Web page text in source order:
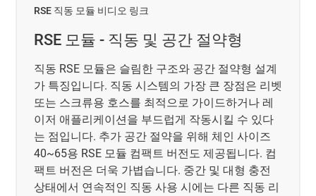
RSE 직동 모듈 비디오 링크
RSE 모듈 - 직동 및 공간 절약형
직동 RSE 모듈은 슬림한 구조와 공간 절약형 설계
가 특징입니다. 직동 시스템의 가장 큰 장점은 리벳
또는 스크류용 호스를 최적으로 가이드하거나 레
이저 애플리케이션을 부드럽게 작동시킬 수 있다
는 점입니다. 추가 공간 절약을 위해 체인 사이즈
40~65용 RSE 모듈 컴팩트 버전도 제공됩니다. 컴
팩트 버전은 더욱 가볍습니다. 중간 및 대형 충전
상태에서 연속적인 직동 사용 시에는 다른 직동 리